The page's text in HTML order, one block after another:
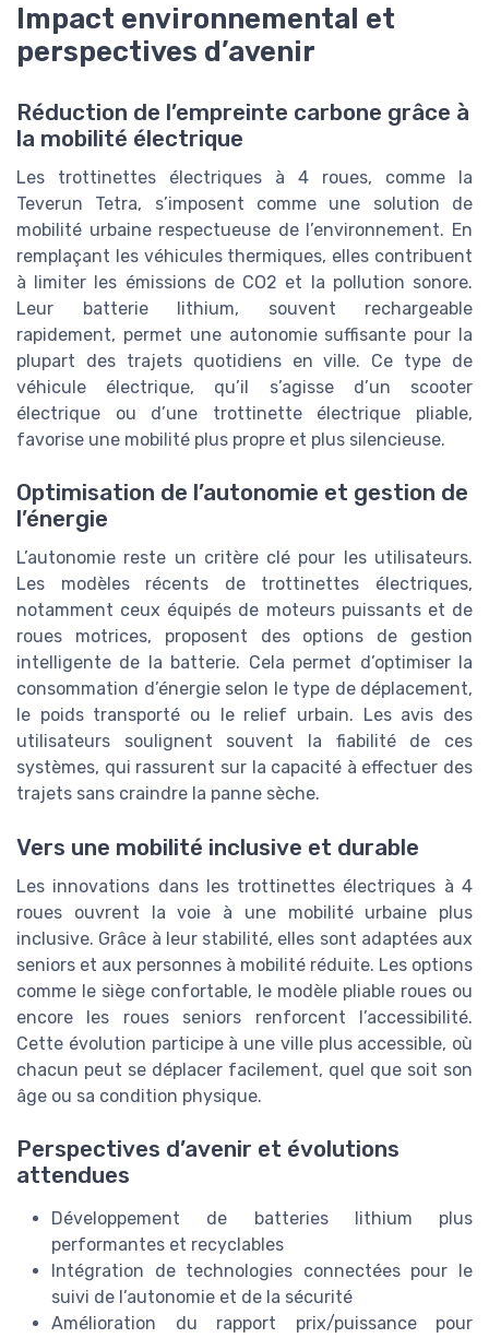
Impact environnemental et
perspectives d’avenir
Réduction de l’empreinte carbone grâce à
la mobilité électrique
Les trottinettes électriques à 4 roues, comme la
Teverun Tetra, s’imposent comme une solution de
mobilité urbaine respectueuse de l’environnement. En
remplaçant les véhicules thermiques, elles contribuent
à limiter les émissions de CO2 et la pollution sonore.
Leur batterie lithium, souvent rechargeable
rapidement, permet une autonomie suffisante pour la
plupart des trajets quotidiens en ville. Ce type de
véhicule électrique, qu’il s’agisse d’un scooter
électrique ou d’une trottinette électrique pliable,
favorise une mobilité plus propre et plus silencieuse.
Optimisation de l’autonomie et gestion de
l’énergie
L’autonomie reste un critère clé pour les utilisateurs.
Les modèles récents de trottinettes électriques,
notamment ceux équipés de moteurs puissants et de
roues motrices, proposent des options de gestion
intelligente de la batterie. Cela permet d’optimiser la
consommation d’énergie selon le type de déplacement,
le poids transporté ou le relief urbain. Les avis des
utilisateurs soulignent souvent la fiabilité de ces
systèmes, qui rassurent sur la capacité à effectuer des
trajets sans craindre la panne sèche.
Vers une mobilité inclusive et durable
Les innovations dans les trottinettes électriques à 4
roues ouvrent la voie à une mobilité urbaine plus
inclusive. Grâce à leur stabilité, elles sont adaptées aux
seniors et aux personnes à mobilité réduite. Les options
comme le siège confortable, le modèle pliable roues ou
encore les roues seniors renforcent l’accessibilité.
Cette évolution participe à une ville plus accessible, où
chacun peut se déplacer facilement, quel que soit son
âge ou sa condition physique.
Perspectives d’avenir et évolutions
attendues
Développement de batteries lithium plus
performantes et recyclables
Intégration de technologies connectées pour le
suivi de l’autonomie et de la sécurité
Amélioration du rapport prix/puissance pour